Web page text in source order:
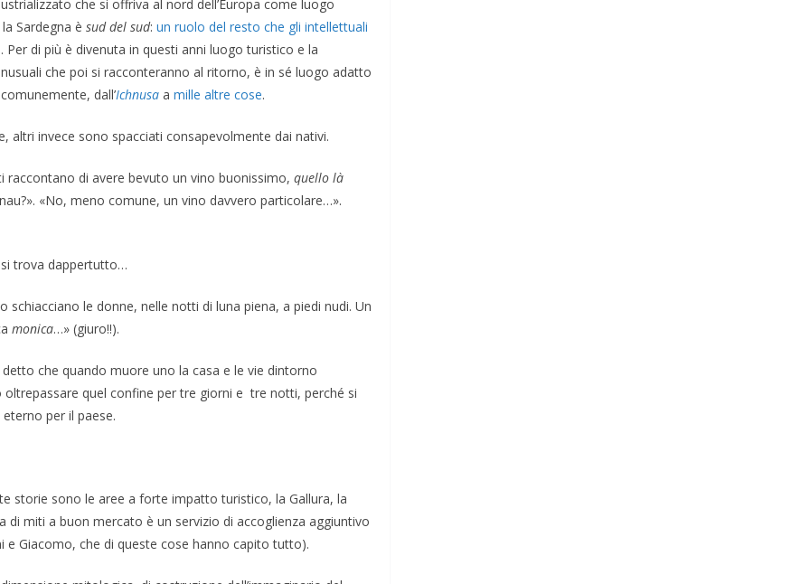
che si offriva al nord dell’Europa come luogo
Sardegna è sud del sud: un ruolo del resto che gli intellettuali
. Per di più è divenuta in questi anni luogo turistico e la
che poi si racconteranno al ritorno, è in sé luogo adatto
dall’Ichnusa a mille altre cose.
invece sono spacciati consapevolmente dai nativi.
di avere bevuto un vino buonissimo, quello là
«No, meno comune, un vino davvero particolare…».
trova dappertutto…
schiacciano le donne, nelle notti di luna piena, a piedi nudi. Un
monica…» (giuro!!).
che quando muore uno la casa e le vie dintorno
quel confine per tre giorni e tre notti, perché si
per il paese.
storie sono le aree a forte impatto turistico, la Gallura, la
miti a buon mercato è un servizio di accoglienza aggiuntivo
e Giacomo, che di queste cose hanno capito tutto).